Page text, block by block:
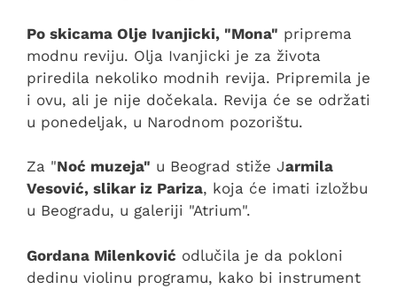
Po skicama Olje Ivanjicki, "Mona" priprema
modnu reviju. Olja Ivanjicki je za života
priredila nekoliko modnih revija. Pripremila je
i ovu, ali je nije dočekala. Revija će se održati
u ponedeljak, u Narodnom pozorištu.
Za "Noć muzeja" u Beograd stiže Jarmila
Vesović, slikar iz Pariza, koja će imati izložbu
u Beogradu, u galeriji "Atrium".
Gordana Milenković odlučila je da pokloni
dedinu violinu programu, kako bi instrument